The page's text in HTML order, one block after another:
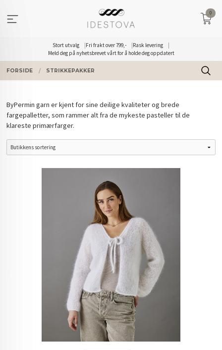
innholdet
Stort utvalg Fri frakt over 799,-
Rask levering
Meld deg på nyhetsbrevet vårt for å holde deg oppdatert
0
FORSIDE STRIKKEPAKKER
ByPermin garn er kjent for sine deilige kvaliteter og brede
fargepalletter, som rammer alt fra de mykeste pasteller til de
klareste primærfarger.